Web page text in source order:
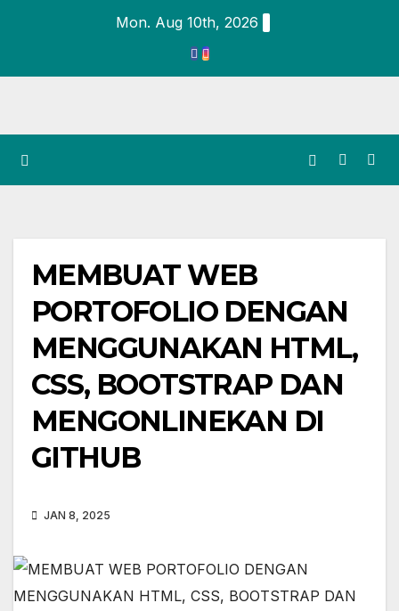
Mon. Aug 10th, 2026
MEMBUAT WEB
PORTOFOLIO DENGAN
MENGGUNAKAN HTML,
CSS, BOOTSTRAP DAN
MENGONLINEKAN DI
GITHUB
JAN 8, 2025